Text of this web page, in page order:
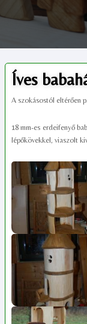
Cikkek, tippek
Íves
A szokásostól eltérően
18 mm-es erdeifenyő
lépőkövekkel, viaszolt